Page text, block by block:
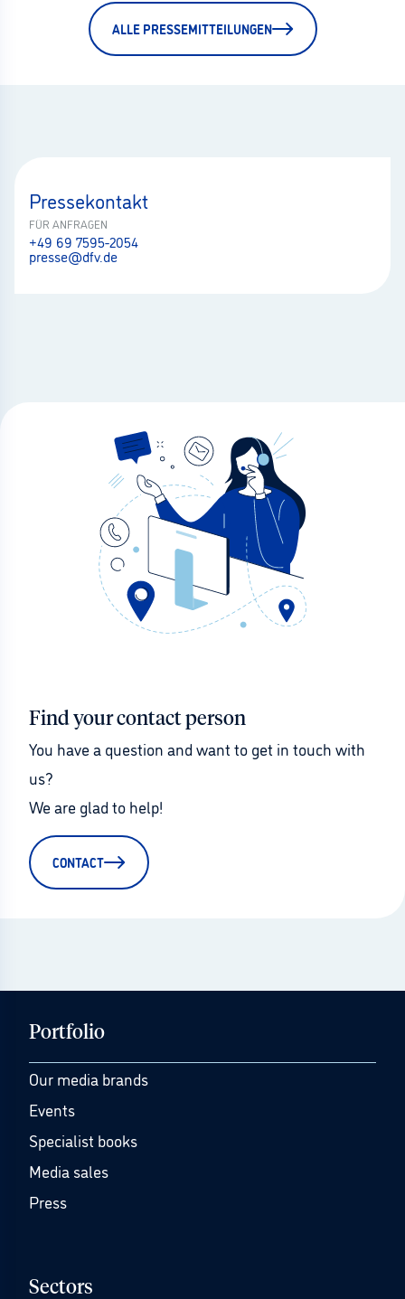
ALLE PRESSEMITTEILUNGEN
Pressekontakt
FÜR ANFRAGEN
+49 69 7595-2054
presse@dfv.de
Find your contact person
You have a question and want to get in touch with
us?
We are glad to help!
CONTACT
Portfolio
Our media brands
Events
Specialist books
Media sales
Press
Sectors